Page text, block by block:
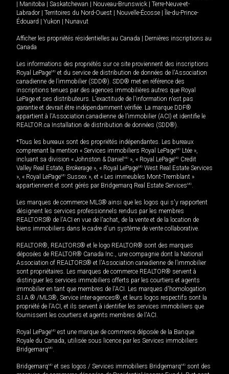
Manitoba Saskatchewan Nouveau-Brunswick
Terre-Neuve-et-
Labrador
Territoires du Nord-Ouest Nouvelle-Écosse
Île-du-Prince-
Édouard
Yukon Nunavut
Afficher les propriétés résidentielles au Canada
Dernières inscriptions au
Canada
Les informations des propriétés sur ce site proviennent des inscriptions
Royal LePageMD et du service de distribution de données de l'Association
canadienne de l’immobilier (SDD®). SDD® met en référence des
inscriptions tenues par des agences immobilières autres que Royal
LePage et ses distributeurs. L'exactitude de l'information n'est pas
garantie et devrait être indépendamment vérifiée. La marque DDF®
appartient à l'Association canadienne de l’immobilier (ACI) et identifie le
REALTOR.ca Installation de distribution de données (SDD®).
*Tous les bureaux sont des propriétés indépendantes. Les bureaux
comprenant la mention « Services immobiliers Royal LePageMD Ltée »,
incluant sa division « Johnston & Daniel MD », « Royal LePageMD Credit
Valley Real Estate, Brokerage », « Royal LePageMD West Real Estate Services
», « Royal LePageMD Sussex », et « Les immeubles Mont-Tremblant »
appartiennent et sont gérés par Bridgemarq Real Estate ServicesMD.
Les marques de commerce MLS® ainsi que les logos qui s'y rapportent
désignent les services professionnels rendus par les membres
REALTORS® de l'ACI en vue de l'achat, de la vente et de la location de
biens immobiliers dans le cadre d'un système de vente collaborative.
REALTOR®, REALTORS® et le logo REALTOR® sont des marques
déposées de REALTOR® Canada Inc., une compagnie dont la National
Association of REALTORS® et l'Association canadienne de l’immobilier
sont propriétaires. Les marques de commerce REALTOR® servent à
distinguer les services immobiliers offerts par les courtiers et agents
immobilier en tant que membres de l'ACI. Les marques d'homologation
S.I.A.® /MLS®, Service inter-agences®, et leurs logos respectifs sont la
propriété de l'ACI, et ils servent à identifier les services immobiliers que
fournissent les courtiers et agents membres de l'ACI.
Royal LePageMD est une marque de commerce déposée de la Banque
Royale du Canada, utilisée sous licence par les Services immobiliers
BridgemarqMD.
BridgemarqMD et ses logos / Services immobiliers BridgemarqMD sont des